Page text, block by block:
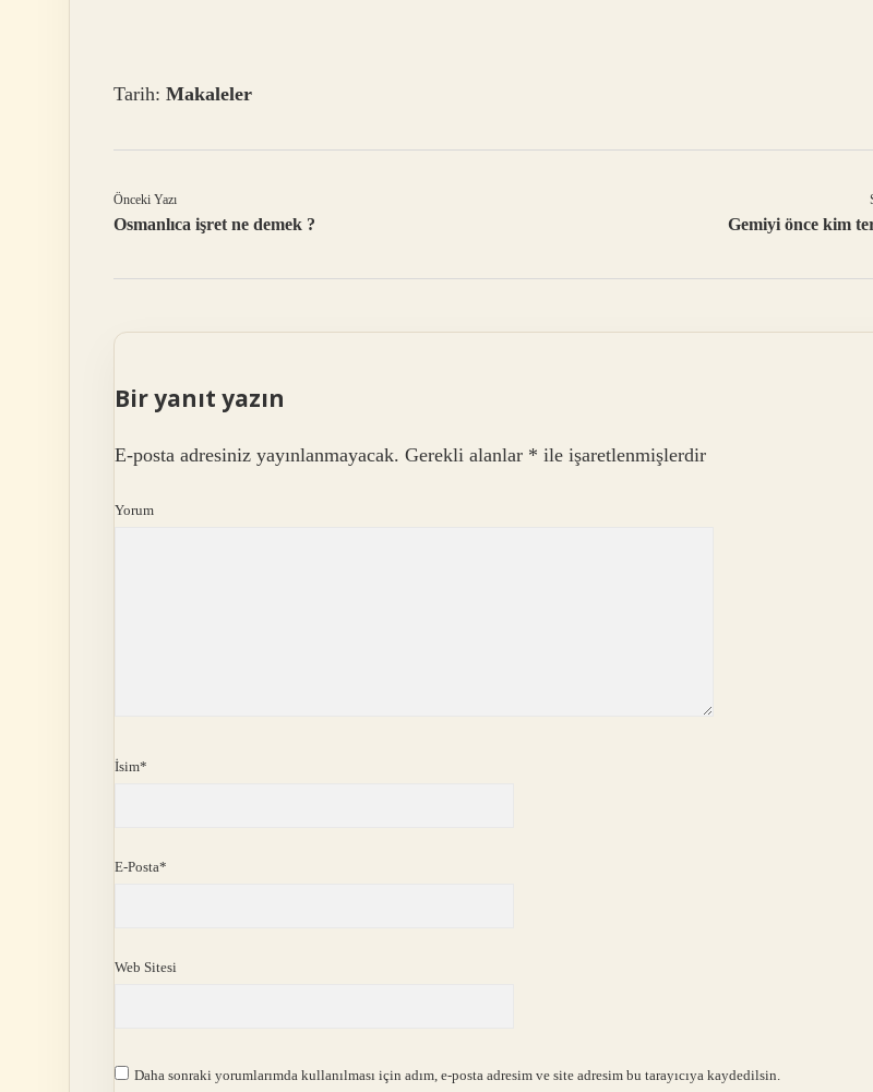
Tarih: Makaleler
Önceki Yazı
Osmanlıca işret ne demek ? Gemiyi önce kim
Bir yanıt yazın
E-posta adresiniz yayınlanmayacak. Gerekli alanlar * ile işaretlenmişlerdir
Yorum
İsim*
E-Posta*
Web Sitesi
Daha sonraki yorumlarımda kullanılması için adım, e-posta adresim ve site adresim bu tarayıcıya kaydedilsin.